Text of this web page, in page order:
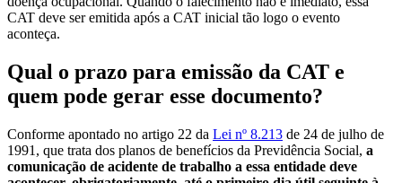
CAT deve ser emitida após a CAT inicial tão logo o evento
aconteça.
Qual o prazo para emissão da CAT e
quem pode gerar esse documento?
Conforme apontado no artigo 22 da Lei nº 8.213 de 24 de julho de
1991, que trata dos planos de benefícios da Previdência Social, a
comunicação de acidente de trabalho a essa entidade deve